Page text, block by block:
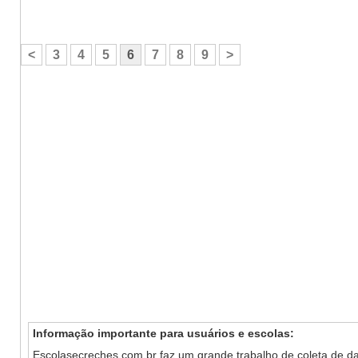
< 3 4 5 6 7 8 9 >
Informação importante para usuários e escolas:
Escolasecreches.com.br faz um grande trabalho de coleta de